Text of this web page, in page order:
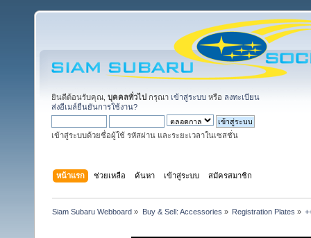
ยินดีต้อนรับคุณ, บุคคลทั่วไป กรุณา เข้าสู่ระบบ หรือ ลงทะเบียน
ส่งอีเมล์ยืนยันการใช้งาน?
เข้าสู่ระบบด้วยชื่อผู้ใช้ รหัสผ่าน และระยะเวลาในเซสชั่น
หน้าแรก ช่วยเหลือ ค้นหา เข้าสู่ระบบ สมัครสมาชิก
Siam Subaru Webboard » Buy & Sell: Accessories » Registration Plates »